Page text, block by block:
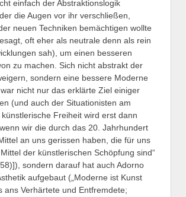
einfach der Abstraktionslogik
die Augen vor ihr verschließen,
neuen Techniken bemächtigen wollte
oft eher als neutrale denn als rein
sah), um einen besseren
zu machen. Sich nicht abstrakt der
sondern eine bessere Moderne
nicht nur das erklärte Ziel einiger
(und auch der Situationisten am
künstlerische Freiheit wird erst dann
wir die durch das 20. Jahrhundert
an uns gerissen haben, die für uns
der künstlerischen Schöpfung sind“
sondern darauf hat auch Adorno
aufgebaut („Moderne ist Kunst
ans Verhärtete und Entfremdete;